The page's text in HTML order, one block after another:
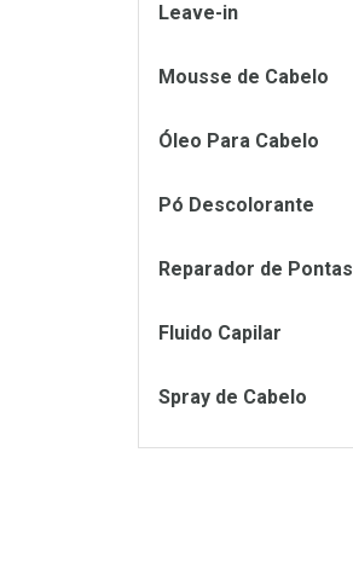
Leave-in
Mousse de Cabelo
Óleo Para Cabelo
Pó Descolorante
Reparador de Pontas
Fluido Capilar
Spray de Cabelo